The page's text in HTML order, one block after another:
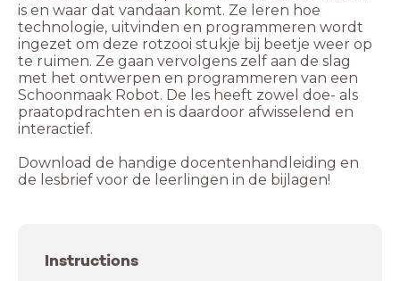
is en waar dat vandaan komt. Ze leren hoe
technologie, uitvinden en programmeren wordt
ingezet om deze rotzooi stukje bij beetje weer op
te ruimen. Ze gaan vervolgens zelf aan de slag
met het ontwerpen en programmeren van een
Schoonmaak Robot. De les heeft zowel doe- als
praatopdrachten en is daardoor afwisselend en
interactief.
Download de handige docentenhandleiding en
de lesbrief voor de leerlingen in de bijlagen!
Instructions